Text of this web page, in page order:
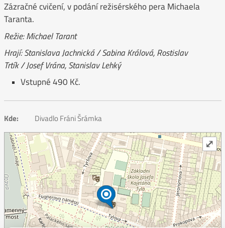
Zázračné cvičení, v podání režisérského pera Michaela
Taranta.
Režie: Michael Tarant
Hrají: Stanislava Jachnická / Sabina Králová, Rostislav
Trtík / Josef Vrána, Stanislav Lehký
Vstupné 490 Kč.
Kde: Divadlo Fráni Šrámka
⤢